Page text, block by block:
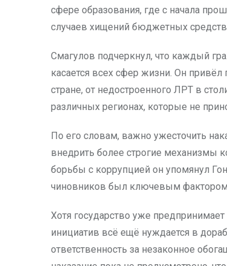
сфере образования, где с начала
случаев хищений бюджетных
Смагулов подчеркнул, что каждый
касается всех сфер жизни. Он
стране, от недостроенного ЛРТ в
различных регионах, которые не
По его словам, важно ужесточить
внедрить более строгие механизмы
борьбы с коррупцией он упомянул
чиновников был ключевым
Хотя государство уже
инициатив всё ещё нуждается в
ответственность за незаконное